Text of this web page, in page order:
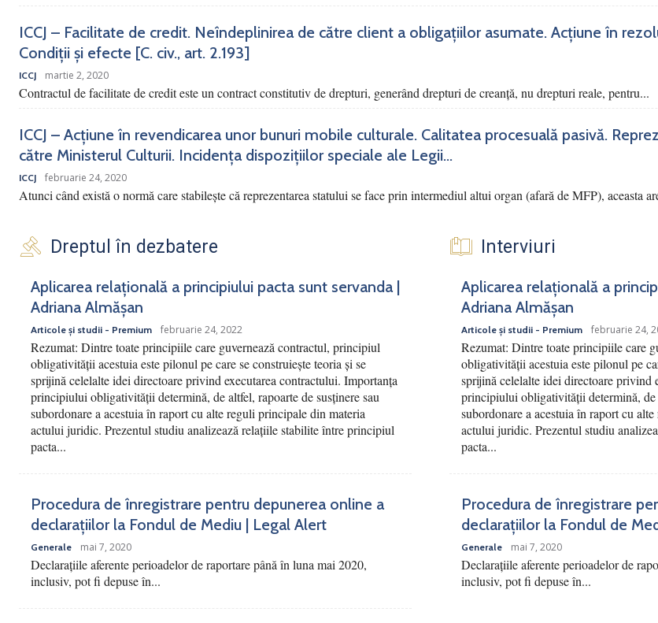
ICCJ – Facilitate de credit. Neîndeplinirea de către client a obligațiilor asumate. Acțiune în
Condiții și efecte [C. civ., art. 2.193]
ICCJ martie 2, 2020
Contractul de facilitate de credit este un contract constitutiv de drepturi, generând drepturi de creanță, nu drepturi reale, pentru...
ICCJ – Acțiune în revendicarea unor bunuri mobile culturale. Calitatea procesuală pasivă.
către Ministerul Culturii. Incidența dispozițiilor speciale ale Legii...
ICCJ februarie 24, 2020
Atunci când există o normă care stabilește că reprezentarea statului se face prin intermediul altui organ (afară de MFP), aceasta
Dreptul în dezbatere
Aplicarea relațională a principiului pacta sunt servanda |
Adriana Almășan
Articole și studii - Premium februarie 24, 2022
Rezumat: Dintre toate principiile care guvernează contractul, principiul
obligativității acestuia este pilonul pe care se construiește teoria și se
sprijină celelalte idei directoare privind executarea contractului. Importanța
principiului obligativității determină, de altfel, rapoarte de susținere sau
subordonare a acestuia în raport cu alte reguli principale din materia
actului juridic. Prezentul studiu analizează relațiile stabilite între principiul
pacta...
Procedura de înregistrare pentru depunerea online a
declarațiilor la Fondul de Mediu | Legal Alert
Generale mai 7, 2020
Declarațiile aferente perioadelor de raportare până în luna mai 2020,
inclusiv, pot fi depuse în...
Interviuri
Aplicarea relațională a
Adriana Almășan
Articole și studii - Premium februarie 24,
Rezumat: Dintre toate principiile care
obligativității acestuia este pilonul pe
sprijină celelalte idei directoare privind
principiului obligativității determină, de
subordonare a acestuia în raport cu
actului juridic. Prezentul studiu
pacta...
Procedura de înregistrare
declarațiilor la Fondul de
Generale mai 7, 2020
Declarațiile aferente perioadelor de
inclusiv, pot fi depuse în...